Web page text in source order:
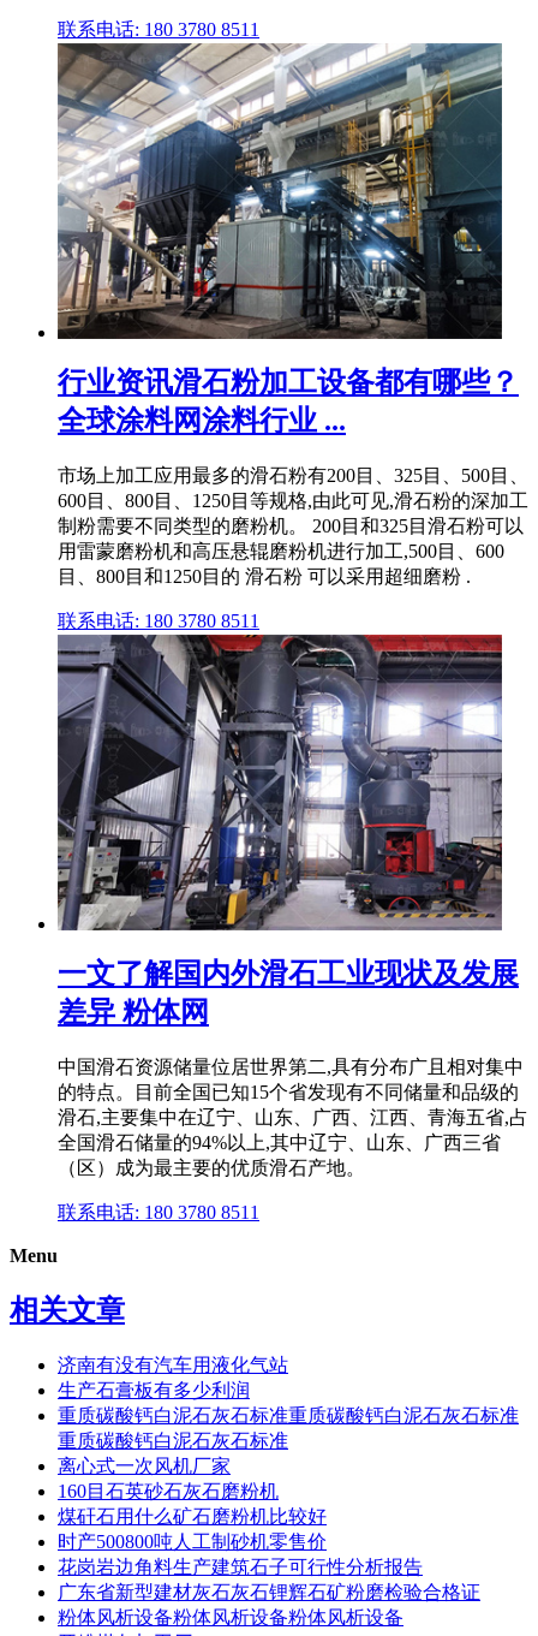
联系电话: 180 3780 8511
行业资讯滑石粉加工设备都有哪些？
全球涂料网涂料行业 ...
市场上加工应用最多的滑石粉有200目、325目、500目、
600目、800目、1250目等规格,由此可见,滑石粉的深加工
制粉需要不同类型的磨粉机。 200目和325目滑石粉可以
用雷蒙磨粉机和高压悬辊磨粉机进行加工,500目、600
目、800目和1250目的 滑石粉 可以采用超细磨粉 .
联系电话: 180 3780 8511
一文了解国内外滑石工业现状及发展
差异 粉体网
中国滑石资源储量位居世界第二,具有分布广且相对集中
的特点。目前全国已知15个省发现有不同储量和品级的
滑石,主要集中在辽宁、山东、广西、江西、青海五省,占
全国滑石储量的94%以上,其中辽宁、山东、广西三省
（区）成为最主要的优质滑石产地。
联系电话: 180 3780 8511
Menu
相关文章
济南有没有汽车用液化气站
生产石膏板有多少利润
重质碳酸钙白泥石灰石标准重质碳酸钙白泥石灰石标准
重质碳酸钙白泥石灰石标准
离心式一次风机厂家
160目石英砂石灰石磨粉机
煤矸石用什么矿石磨粉机比较好
时产500800吨人工制砂机零售价
花岗岩边角料生产建筑石子可行性分析报告
广东省新型建材灰石灰石锂辉石矿粉磨检验合格证
粉体风析设备粉体风析设备粉体风析设备